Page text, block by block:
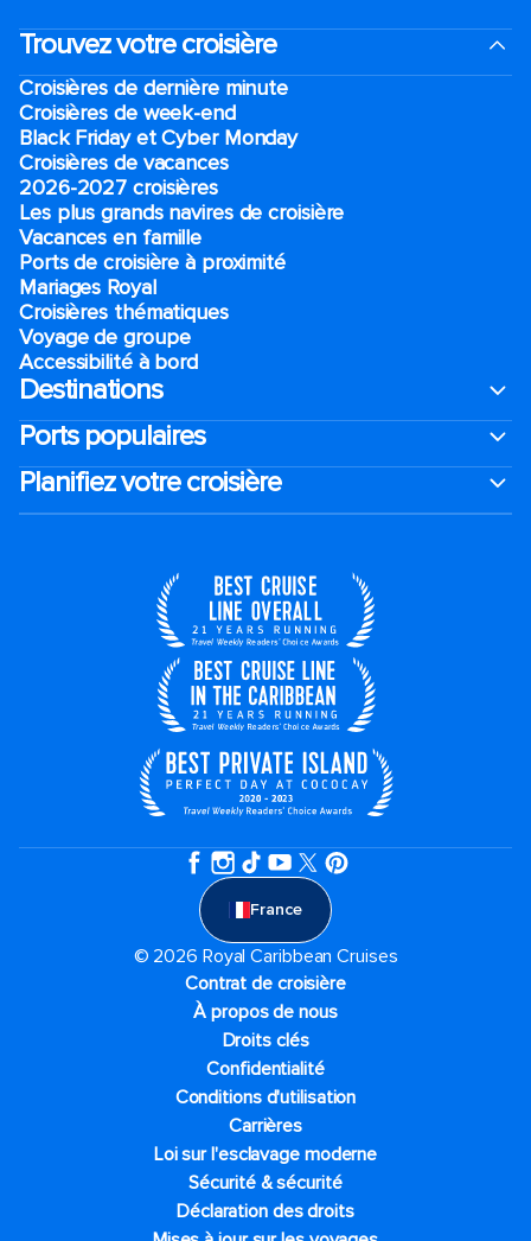
Trouvez votre croisière
Croisières de dernière minute
Croisières de week-end
Black Friday et Cyber Monday
Croisières de vacances
2026-2027 croisières
Les plus grands navires de croisière
Vacances en famille
Ports de croisière à proximité
Mariages Royal
Croisières thématiques
Voyage de groupe​
Accessibilité à bord​
Destinations
Ports populaires
Planifiez votre croisière
France
© 2026 Royal Caribbean Cruises
Contrat de croisière
À propos de nous
Droits clés
Confidentialité
Conditions d'utilisation
Carrières
Loi sur l'esclavage moderne
Sécurité & sécurité
Déclaration des droits